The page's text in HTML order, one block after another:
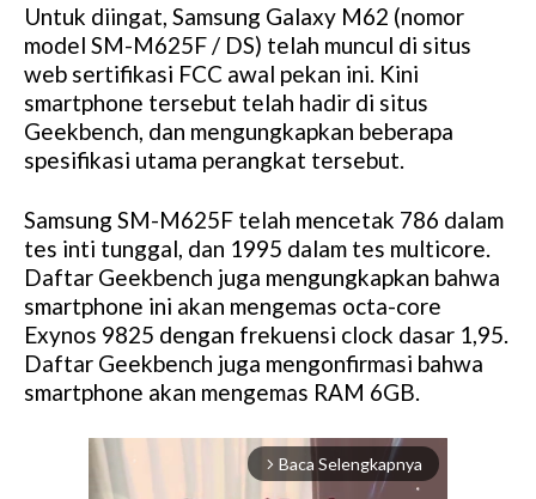
Untuk diingat, Samsung Galaxy M62 (nomor
model SM-M625F / DS) telah muncul di situs
web sertifikasi FCC awal pekan ini. Kini
smartphone tersebut telah hadir di situs
Geekbench, dan mengungkapkan beberapa
spesifikasi utama perangkat tersebut.
Samsung SM-M625F telah mencetak 786 dalam
tes inti tunggal, dan 1995 dalam tes multicore.
Daftar Geekbench juga mengungkapkan bahwa
smartphone ini akan mengemas octa-core
Exynos 9825 dengan frekuensi clock dasar 1,95.
Daftar Geekbench juga mengonfirmasi bahwa
smartphone akan mengemas RAM 6GB.
arrow_forward_ios Baca Selengkapnya